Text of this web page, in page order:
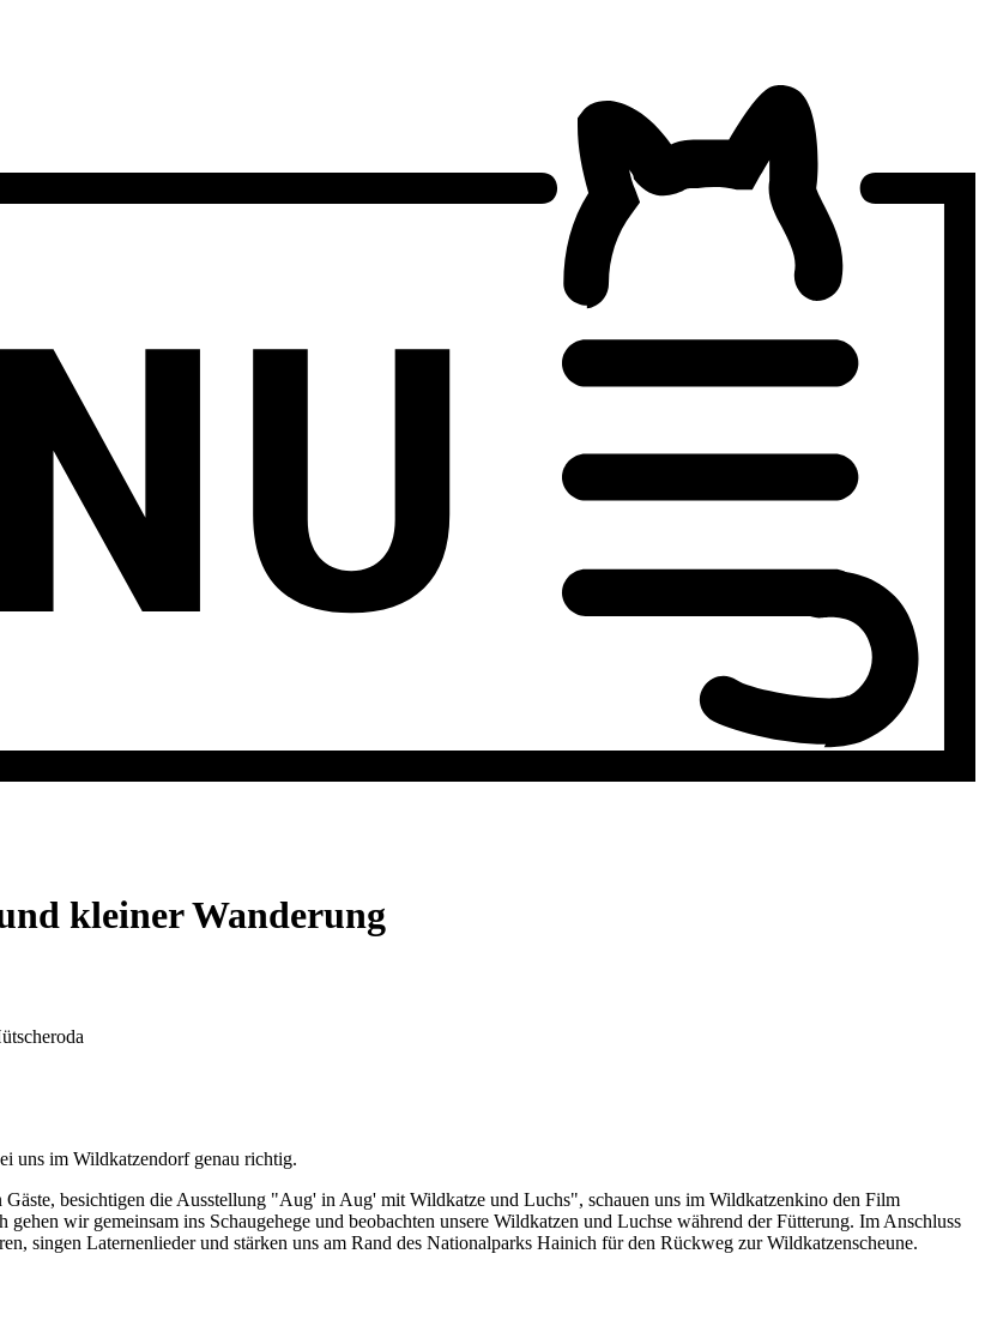
kleiner Wanderung
uns im Wildkatzendorf genau richtig.
besichtigen die Ausstellung "Aug' in Aug' mit Wildkatze und Luchs", schauen uns im Wildkatzenkino den Film
wir gemeinsam ins Schaugehege und beobachten unsere Wildkatzen und Luchse während der Fütterung. Im Anschluss
singen Laternenlieder und stärken uns am Rand des Nationalparks Hainich für den Rückweg zur Wildkatzenscheune.